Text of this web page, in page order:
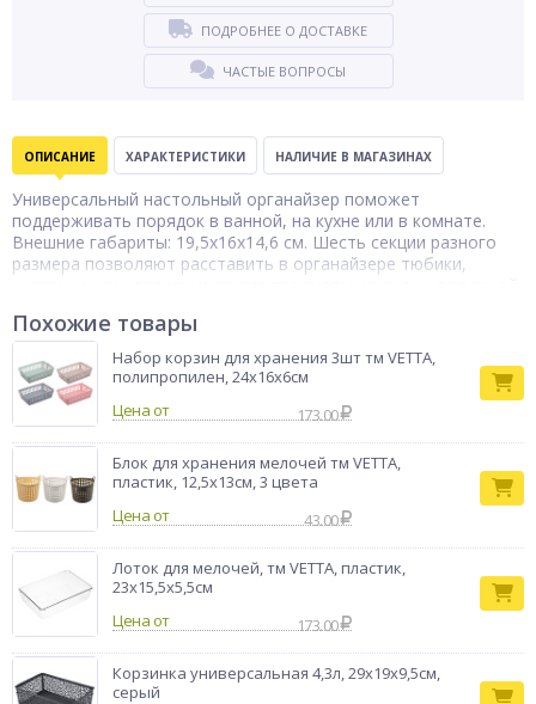
ПОДРОБНЕЕ О ДОСТАВКЕ
ЧАСТЫЕ ВОПРОСЫ
ОПИСАНИЕ ХАРАКТЕРИСТИКИ НАЛИЧИЕ В МАГАЗИНАХ
Универсальный настольный органайзер поможет
поддерживать порядок в ванной, на кухне или в комнате.
Внешние габариты: 19,5х16х14,6 см. Шесть секции разного
размера позволяют расставить в органайзере тюбики,
современной цветовой гамме, органайзер впишется в
интерьер любой комнаты, став ярким и приятным акцентом.
Подходит для использования в комнатах с повышенной
влажностью, легко моется. Изгота
Тип товара
Органайзер
Бренд
Эконова
Похожие товары
Набор корзин для хранения 3шт тм VETTA,
полипропилен, 24х16х6см
Цена от
173.00
Блок для хранения мелочей тм VETTA,
пластик, 12,5x13см, 3 цвета
Цена от
43.00
Лоток для мелочей, тм VETTA, пластик,
23х15,5х5,5см
Цена от
173.00
Корзинка универсальная 4,3л, 29х19х9,5см,
серый